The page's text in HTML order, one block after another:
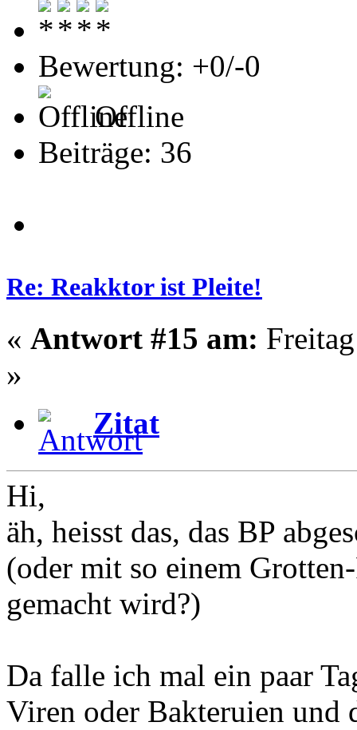
Bewertung: +0/-0
Offline
Beiträge: 36
Re: Reakktor ist Pleite!
« Antwort #15 am:
»
Zitat
Hi,
äh, heisst das, das BP
(oder mit so einem
gemacht wird?)
Da falle ich mal ein paar
Viren oder Bakteruien und